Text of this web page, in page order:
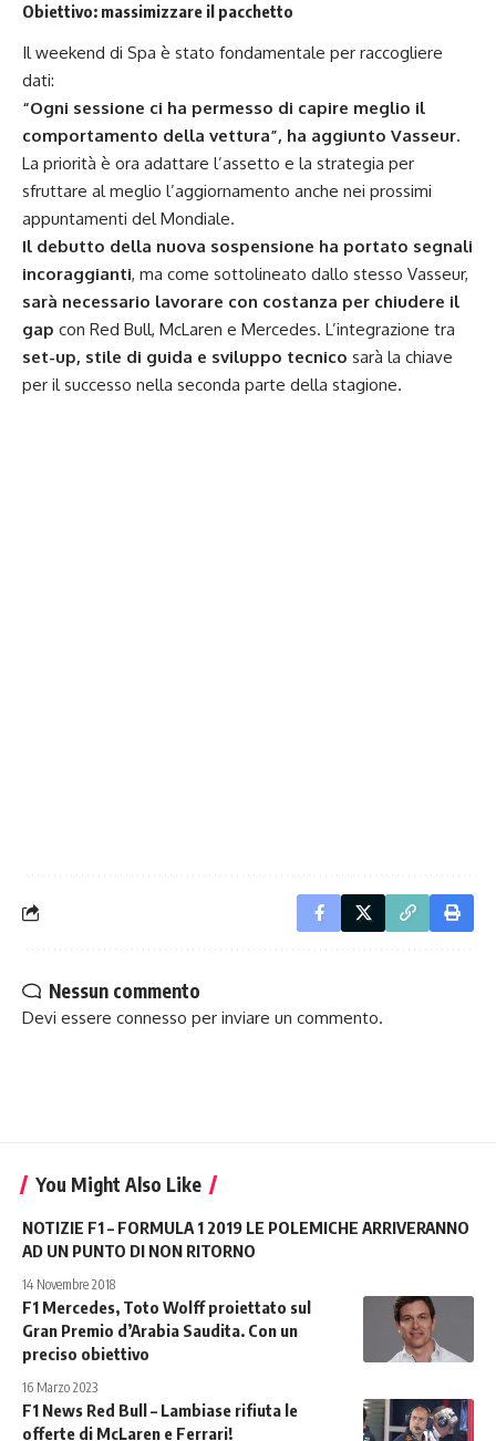
Obiettivo: massimizzare il pacchetto
Il weekend di Spa è stato fondamentale per raccogliere
dati:
“Ogni sessione ci ha permesso di capire meglio il
comportamento della vettura”, ha aggiunto Vasseur.
La priorità è ora adattare l’assetto e la strategia per
sfruttare al meglio l’aggiornamento anche nei prossimi
appuntamenti del Mondiale.
Il debutto della nuova sospensione ha portato segnali
incoraggianti, ma come sottolineato dallo stesso Vasseur,
sarà necessario lavorare con costanza per chiudere il
gap con Red Bull, McLaren e Mercedes. L’integrazione tra
set-up, stile di guida e sviluppo tecnico sarà la chiave
per il successo nella seconda parte della stagione.
Nessun commento
Devi essere connesso per inviare un commento.
You Might Also Like
NOTIZIE F1 – FORMULA 1 2019 LE POLEMICHE ARRIVERANNO
AD UN PUNTO DI NON RITORNO
14 Novembre 2018
F1 Mercedes, Toto Wolff proiettato sul
Gran Premio d’Arabia Saudita. Con un
preciso obiettivo
16 Marzo 2023
F1 News Red Bull – Lambiase rifiuta le
offerte di McLaren e Ferrari!